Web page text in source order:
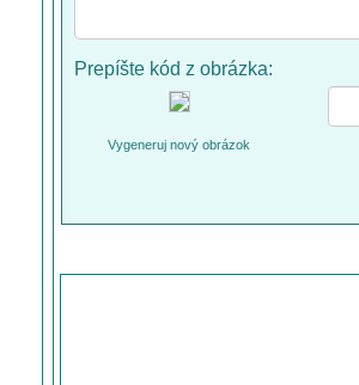
Prepíšte kód z obrázka:
Vygeneruj nový obrázok